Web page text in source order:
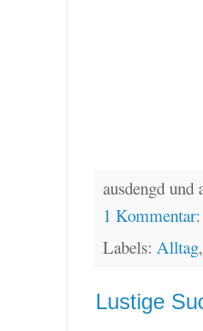
ausdengd
1
Labels: Alltag
Lustige